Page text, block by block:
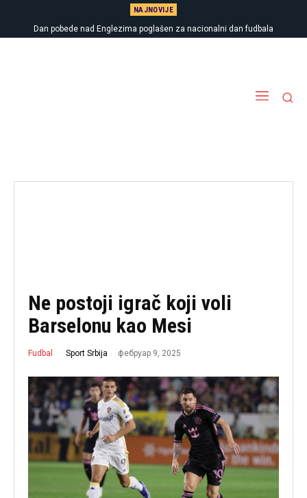
NAJNOVIJE
Dan pobede nad Englezima poglašen za nacionalni dan fudbala
Ne postoji igrač koji voli
Barselonu kao Mesi
Fudbal Sport Srbija фебруар 9, 2025